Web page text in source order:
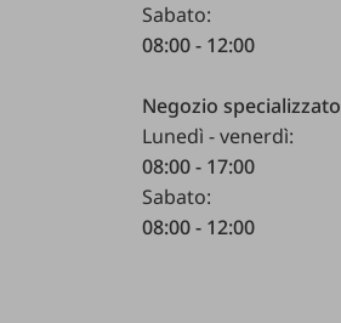
Sabato:
08:00 - 12:00
Negozio specializzato
Lunedì - venerdì:
08:00 - 17:00
Sabato:
08:00 - 12:00